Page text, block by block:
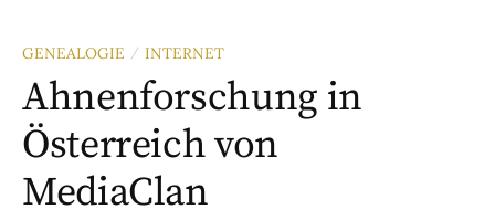
GENEALOGIE / INTERNET
Ahnenforschung in
Österreich von
MediaClan